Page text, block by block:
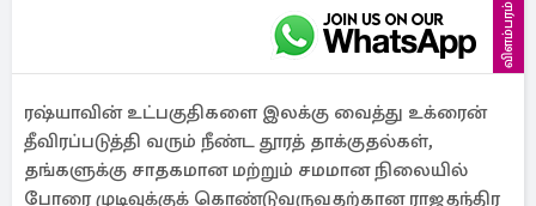
விளம்பரம்
ரஷ்யாவின் உட்பகுதிகளை இலக்கு வைத்து உக்ரைன்
தீவிரப்படுத்தி வரும் நீண்ட தூரத் தாக்குதல்கள்,
தங்களுக்கு சாதகமான மற்றும் சமமான நிலையில்
போரை முடிவுக்குக் கொண்டுவருவதற்கான ராஜதந்திர